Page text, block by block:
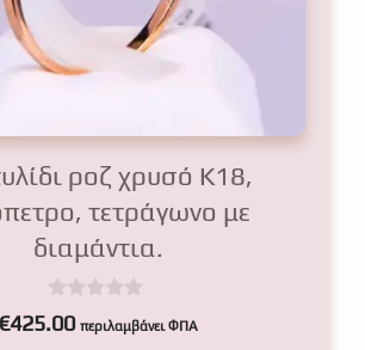
ροζ χρυσό Κ18,
τετράγωνο με
διαμάντια.
0
o
425.00 περιλαμβάνει ΦΠΑ